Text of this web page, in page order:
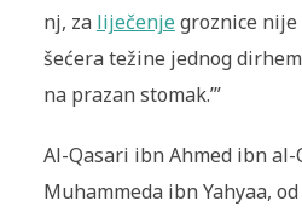
nj, za liječenjegroznice
šećera težine jednog
na prazan stomak.’”
Al-Qasari ibn Ahmed ibn
Muhammeda ibn Yahyaa,